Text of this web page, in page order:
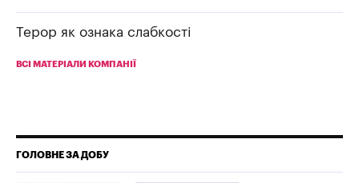
Терор як ознака слабкості
ВСІ МАТЕРІАЛИ КОМПАНІЇ
ГОЛОВНЕ ЗА ДОБУ